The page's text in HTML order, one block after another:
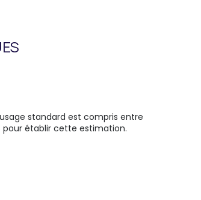
standard est compris entre
pour établir cette estimation.